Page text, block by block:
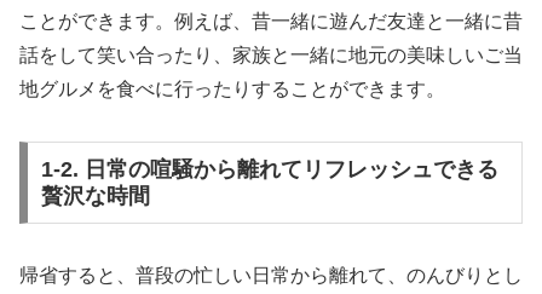
ことができます。例えば、昔一緒に遊んだ友達と一緒に昔
話をして笑い合ったり、家族と一緒に地元の美味しいご当
地グルメを食べに行ったりすることができます。
1-2. 日常の喧騒から離れてリフレッシュできる
贅沢な時間
帰省すると、普段の忙しい日常から離れて、のんびりとし